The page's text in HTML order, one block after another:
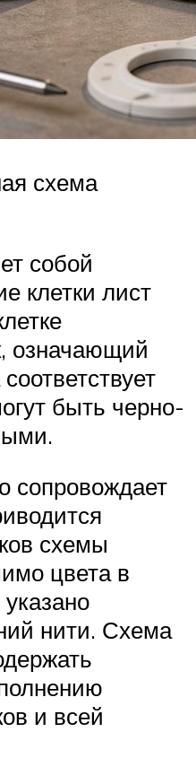
схема
собой
клетки лист
означающий
быть черно-
сопровождает
схемы
цвета в
нити. Схема
и всей